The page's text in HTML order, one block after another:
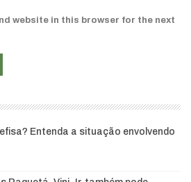
website in this browser for the next
Entenda a situação envolvendo